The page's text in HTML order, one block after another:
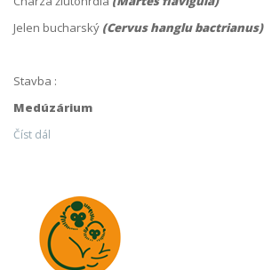
Jelen bucharský (Cervus hanglu bactrianus)
Stavba :
Medúzárium
Číst dál